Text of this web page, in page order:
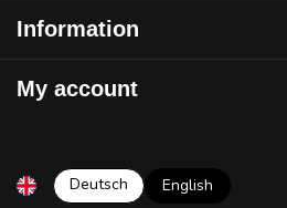
Information
My account
Deutsch English